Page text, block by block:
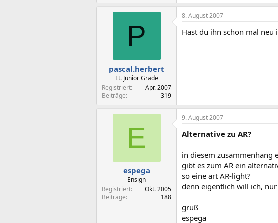
P
pascal.herbert
Lt. Junior Grade
Registriert
Apr. 2007
Beiträge
319
8. August 2007
Hast du ihn schon mal neu
E
espega
Ensign
Registriert
Okt. 2005
Beiträge
188
9. August 2007
Alternative zu AR?
in diesem zusammenhang
gibt es zum AR ein
so eine art AR-light?
denn eigentlich will ich,
gruß
espega